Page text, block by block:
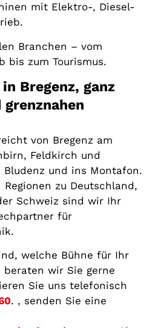
mit Elektro-, Diesel-
Branchen – vom
bis zum Tourismus.
Bregenz, ganz
von Bregenz am
Feldkirch und
Bludenz und ins Montafon.
zu Deutschland,
Schweiz sind wir Ihr
für
welche Bühne für Ihr
wir Sie gerne
Sie uns telefonisch
. , senden Sie eine